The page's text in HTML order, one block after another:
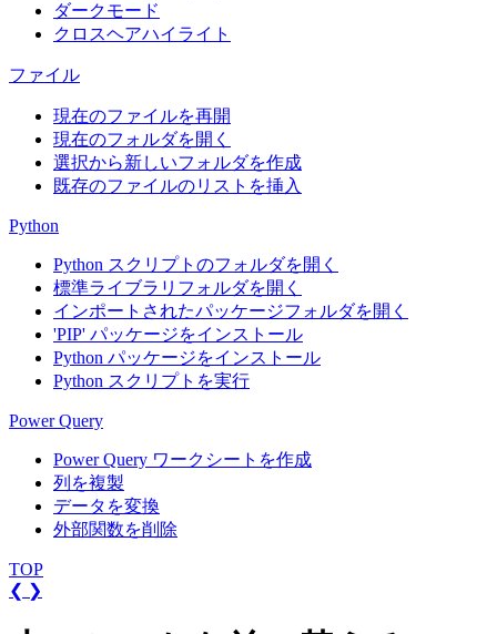
ダークモード
クロスヘアハイライト
ファイル
現在のファイルを再開
現在のフォルダを開く
選択から新しいフォルダを作成
既存のファイルのリストを挿入
Python
Python スクリプトのフォルダを開く
標準ライブラリフォルダを開く
インポートされたパッケージフォルダを開く
'PIP' パッケージをインストール
Python パッケージをインストール
Python スクリプトを実行
Power Query
Power Query ワークシートを作成
列を複製
データを変換
外部関数を削除
TOP
❮ ❯